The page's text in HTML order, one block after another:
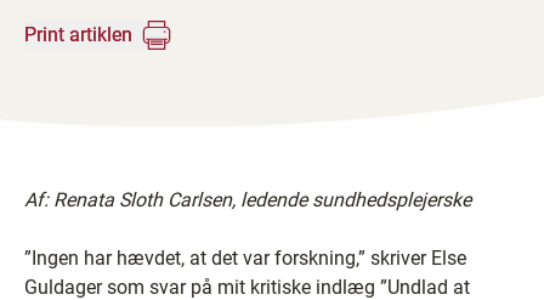
Print artiklen
Af: Renata Sloth Carlsen, ledende sundhedsplejerske
”Ingen har hævdet, at det var forskning,” skriver Else
Guldager som svar på mit kritiske indlæg ”Undlad at